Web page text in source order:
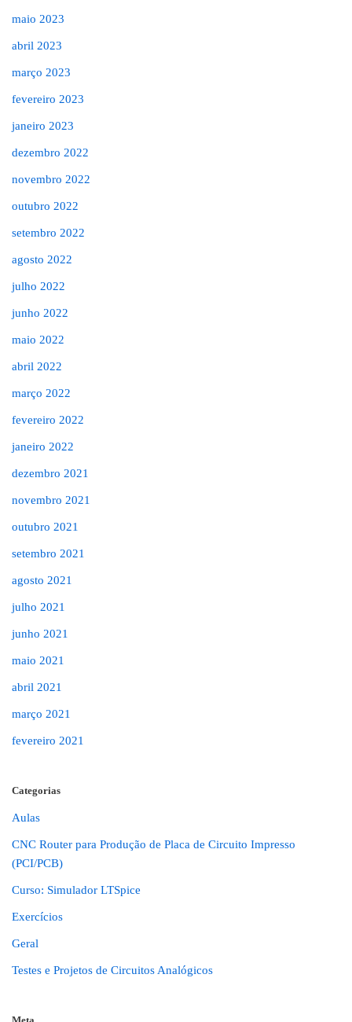
maio 2023
abril 2023
março 2023
fevereiro 2023
janeiro 2023
dezembro 2022
novembro 2022
outubro 2022
setembro 2022
agosto 2022
julho 2022
junho 2022
maio 2022
abril 2022
março 2022
fevereiro 2022
janeiro 2022
dezembro 2021
novembro 2021
outubro 2021
setembro 2021
agosto 2021
julho 2021
junho 2021
maio 2021
abril 2021
março 2021
fevereiro 2021
Categorias
Aulas
CNC Router para Produção de Placa de Circuito Impresso
(PCI/PCB)
Curso: Simulador LTSpice
Exercícios
Geral
Testes e Projetos de Circuitos Analógicos